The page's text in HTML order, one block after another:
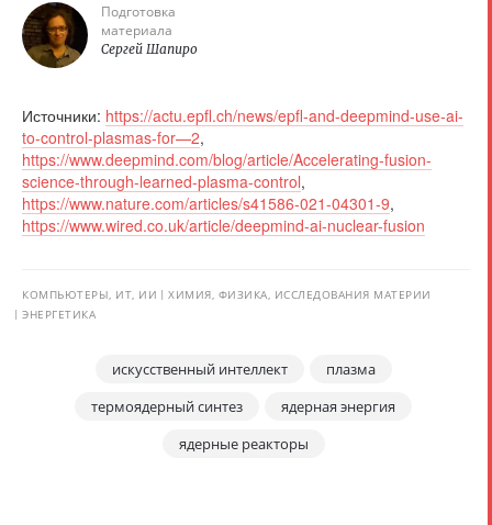
Подготовка
материала
Сергей Шапиро
Источники: https://actu.epfl.ch/news/epfl-and-deepmind-use-ai-
to-control-plasmas-for—2,
https://www.deepmind.com/blog/article/Accelerating-fusion-
science-through-learned-plasma-control,
https://www.nature.com/articles/s41586-021-04301-9,
https://www.wired.co.uk/article/deepmind-ai-nuclear-fusion
КОМПЬЮТЕРЫ, ИТ, ИИ
ХИМИЯ, ФИЗИКА, ИССЛЕДОВАНИЯ МАТЕРИИ
ЭНЕРГЕТИКА
искусственный интеллект
плазма
термоядерный синтез
ядерная энергия
ядерные реакторы